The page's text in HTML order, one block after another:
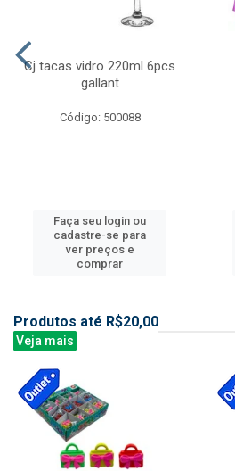
Cj tacas vidro 220ml 6pcs
gallant
Código: 500088
Faça seu login ou
cadastre-se para
ver preços e
comprar
Produtos até R$20,00
Veja mais